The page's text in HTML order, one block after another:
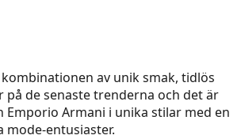
av unik smak, tidlös
de senaste trenderna och det är
Armani i unika stilar med en
entusiaster.